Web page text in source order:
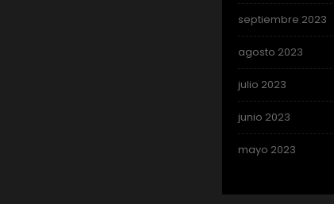
septiembre 2023
agosto 2023
julio 2023
junio 2023
mayo 2023